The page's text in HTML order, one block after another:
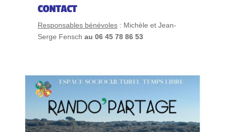
CONTACT
Responsables bénévoles: Michèle et Jean-
Serge Fensch au 06 45 78 86 53